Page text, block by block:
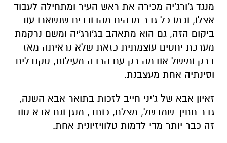
מנגד ג'ורג'יה מכירה את ראש העיר ומתחילה לעבוד
אצלו, וכמו כל גבר מדהים מהבודדים שנשארו עוד
ביקום הזה, גם הוא מתאהב בג'ורג'יה ומשם נרקמת
מערכת יחסים עוצמתית כזאת שלא נראיתה מאז
ברק ומישל אובמה רק עם הרבה מעילות, סקנדלים
וסינתיה אחת מעצבנת.
זאיון אבא של ג'יני חייב לזכות בתואר אבא השנה,
גבר חתיך שמבשל, מצלם, כותב, מנגן וגם אבא טוב
זה כבר יותר מדי לדמות טלוויזיונית אחת.